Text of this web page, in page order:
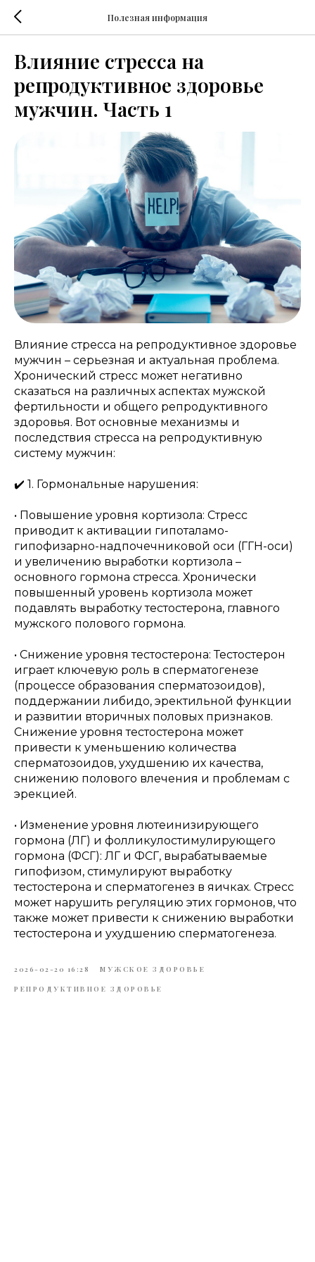
Полезная информация
Влияние стресса на
репродуктивное здоровье
мужчин. Часть 1
Влияние стресса на репродуктивное здоровье
мужчин – серьезная и актуальная проблема.
Хронический стресс может негативно
сказаться на различных аспектах мужской
фертильности и общего репродуктивного
здоровья. Вот основные механизмы и
последствия стресса на репродуктивную
систему мужчин:
✔️ 1. Гормональные нарушения:
• Повышение уровня кортизола: Стресс
приводит к активации гипоталамо-
гипофизарно-надпочечниковой оси (ГГН-оси)
и увеличению выработки кортизола –
основного гормона стресса. Хронически
повышенный уровень кортизола может
подавлять выработку тестостерона, главного
мужского полового гормона.
• Снижение уровня тестостерона: Тестостерон
играет ключевую роль в сперматогенезе
(процессе образования сперматозоидов),
поддержании либидо, эректильной функции
и развитии вторичных половых признаков.
Снижение уровня тестостерона может
привести к уменьшению количества
сперматозоидов, ухудшению их качества,
снижению полового влечения и проблемам с
эрекцией.
• Изменение уровня лютеинизирующего
гормона (ЛГ) и фолликулостимулирующего
гормона (ФСГ): ЛГ и ФСГ, вырабатываемые
гипофизом, стимулируют выработку
тестостерона и сперматогенез в яичках. Стресс
может нарушить регуляцию этих гормонов, что
также может привести к снижению выработки
тестостерона и ухудшению сперматогенеза.
2026-02-20 16:28
МУЖСКОЕ ЗДОРОВЬЕ
РЕПРОДУКТИВНОЕ ЗДОРОВЬЕ